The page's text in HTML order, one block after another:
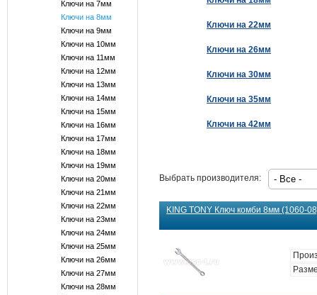
Ключи на 7мм
Ключи на 8мм
Ключи на 9мм
Ключи на 10мм
Ключи на 11мм
Ключи на 12мм
Ключи на 13мм
Ключи на 14мм
Ключи на 15мм
Ключи на 16мм
Ключи на 17мм
Ключи на 18мм
Ключи на 19мм
Ключи на 20мм
Ключи на 21мм
Ключи на 22мм
Ключи на 23мм
Ключи на 24мм
Ключи на 25мм
Ключи на 26мм
Ключи на 27мм
Ключи на 28мм
Ключи на 22мм
Ключи на 26мм
Ключи на 30мм
Ключи на 35мм
Ключи на 42мм
Выбрать производителя:
KING TONY Ключ комби 8мм (1060-